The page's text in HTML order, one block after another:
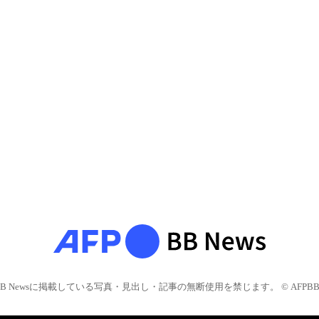
Newsに掲載している写真・見出し・記事の無断使用を禁じます。 © AFPBB